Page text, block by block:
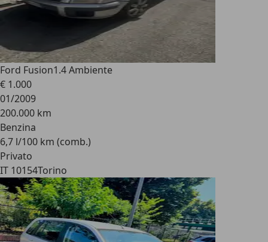
Ford Fusion1.4 Ambiente
€ 1.000
01/2009
200.000 km
Benzina
6,7 l/100 km (comb.)
Privato
IT 10154Torino